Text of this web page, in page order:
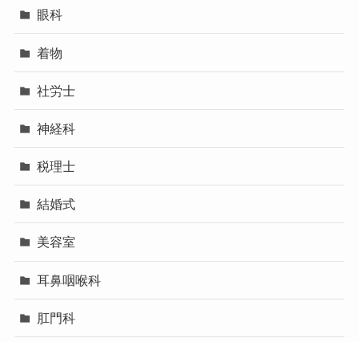
眼科
着物
社労士
神経科
税理士
結婚式
美容室
耳鼻咽喉科
肛門科